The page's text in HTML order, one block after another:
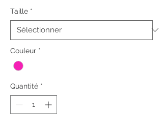
Taille *
Couleur *
Quantité *